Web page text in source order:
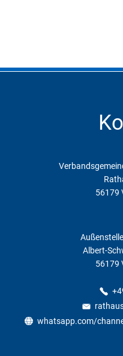
56179
Albert-
56179
whatsapp.com/